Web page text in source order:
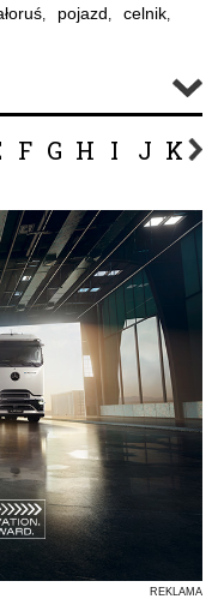
, pojazd, celnik,
F G H I J K L
REKLAMA